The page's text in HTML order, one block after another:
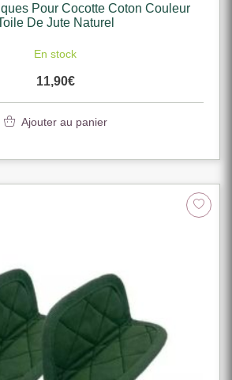
Pour Cocotte Coton Couleur
De Jute Naturel
En stock
11,90€
Ajouter au panier